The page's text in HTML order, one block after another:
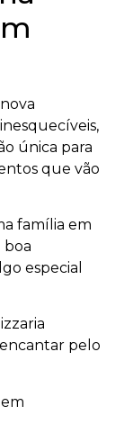
única para
que vão
família em
boa
especial
pelo